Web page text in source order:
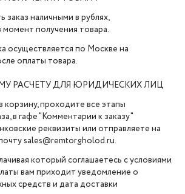
наличными в рублях,
получения товара.
осуществляется по Москве на
оплаты товара.
РАСЧЕТУ ДЛЯ ЮРИДИЧЕСКИХ ЛИЦ
корзину, проходите все этапы
в гафе "Комментарии к заказу"
реквизиты или отправляете на
sales@remtorgholod.ru.
который соглашаетесь с условиями
вам приходит уведомление о
средств и дата доставки